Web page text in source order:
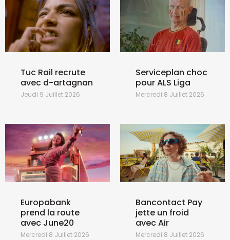
Tuc Rail recrute
avec d-artagnan
Jeudi 9 Juillet 2026
Serviceplan choc
pour ALS Liga
Mercredi 8 Juillet 2026
Europabank
prend la route
avec June20
Mercredi 8 Juillet 2026
Bancontact Pay
jette un froid
avec Air
Mercredi 8 Juillet 2026